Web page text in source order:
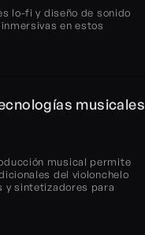
lo-fi y diseño de sonido
en estos
musicales
musical permite
del violonchelo
y sintetizadores para